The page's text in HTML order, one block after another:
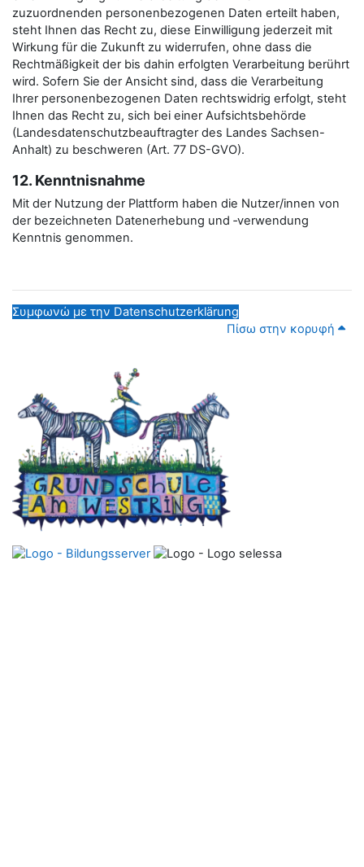
zuzuordnenden personenbezogenen Daten erteilt haben,
steht Ihnen das Recht zu, diese Einwilligung jederzeit mit
Wirkung für die Zukunft zu widerrufen, ohne dass die
Rechtmäßigkeit der bis dahin erfolgten Verarbeitung berührt
wird. Sofern Sie der Ansicht sind, dass die Verarbeitung
Ihrer personenbezogenen Daten rechtswidrig erfolgt, steht
Ihnen das Recht zu, sich bei einer Aufsichtsbehörde
(Landesdatenschutzbeauftragter des Landes Sachsen-
Anhalt) zu beschweren (Art. 77 DS-GVO).
12. Kenntnisnahme
Mit der Nutzung der Plattform haben die Nutzer/innen von
der bezeichneten Datenerhebung und ‑verwendung
Kenntnis genommen.
Συμφωνώ με την Datenschutzerklärung
Πίσω στην κορυφή